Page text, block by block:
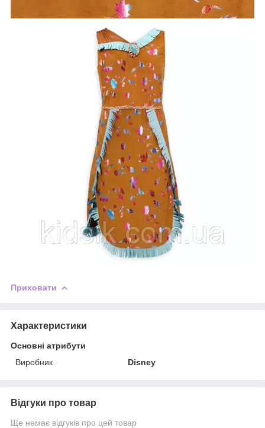
Приховати
Характеристики
Основні атрибути
Виробник
Disney
Відгуки про товар
Ще немає відгуків про цей товар